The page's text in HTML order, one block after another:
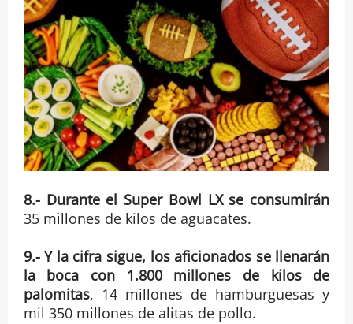
8.- Durante el Super Bowl LX se consumirán
35 millones de kilos de aguacates.
9.- Y la cifra sigue, los aficionados se llenarán
la boca con 1.800 millones de kilos de
palomitas, 14 millones de hamburguesas y
mil 350 millones de alitas de pollo.